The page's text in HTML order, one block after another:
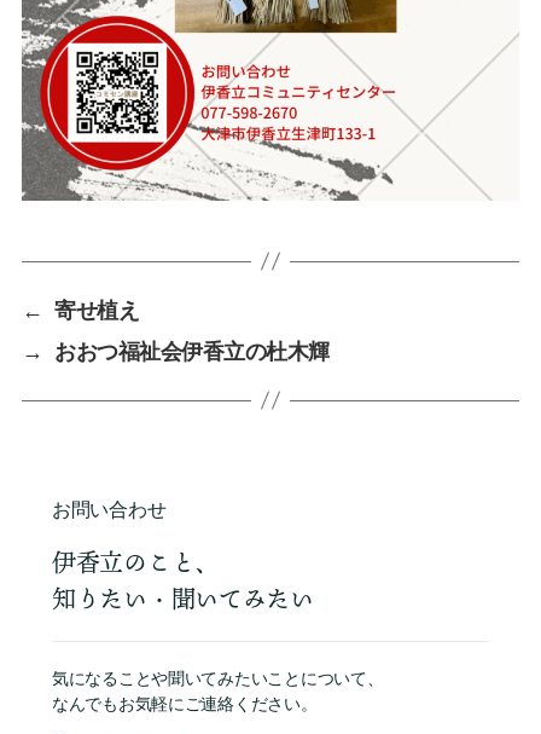
←
寄せ植え
→
おおつ福祉会伊香立の杜木輝
お問い合わせ
伊香立のこと、
知りたい・聞いてみたい
気になることや聞いてみたいことについて、
なんでもお気軽にご連絡ください。